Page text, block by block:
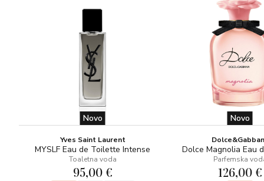
Novo
Yves Saint Laurent
MYSLF Eau de Toilette Intense
Toaletna voda
95,00 €
Novo
Dolce Magnolia Eau
Parfemska
126,00 €